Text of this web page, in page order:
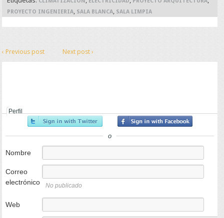
PROYECTO INGENIERIA, SALA BLANCA, SALA LIMPIA
‹ Previous post Next post ›
Perfil
o
Nombre
Correo
electrónico
No publicado
Web